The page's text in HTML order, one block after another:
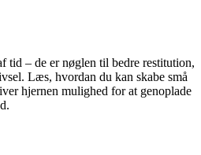
tid – de er nøglen til bedre restitution,
Læs, hvordan du kan skabe små
hjernen mulighed for at genoplade